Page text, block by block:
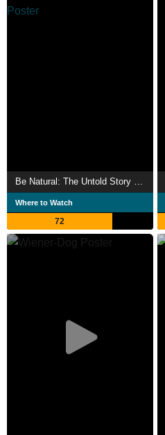
Be Natural: The Untold Story of Alice Guy-Blaché
Where to Watch
72